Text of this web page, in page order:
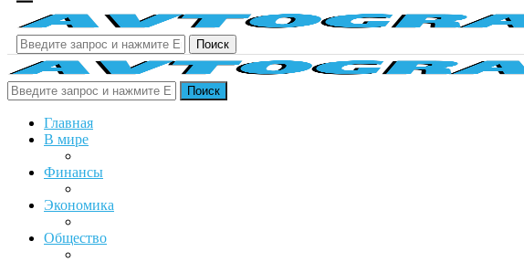
Поиск
Поиск
Главная
В мире
Финансы
Экономика
Общество